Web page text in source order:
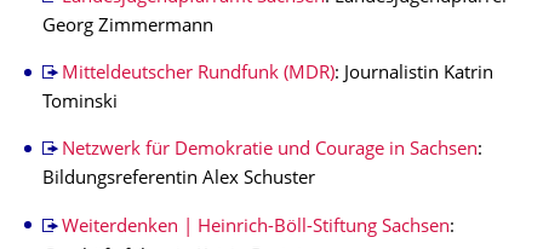
Georg Zimmermann
Mitteldeutscher Rundfunk (MDR): Journalistin Katrin
Tominski
Netzwerk für Demokratie und Courage in Sachsen:
Bildungsreferentin Alex Schuster
Weiterdenken | Heinrich-Böll-Stiftung Sachsen: